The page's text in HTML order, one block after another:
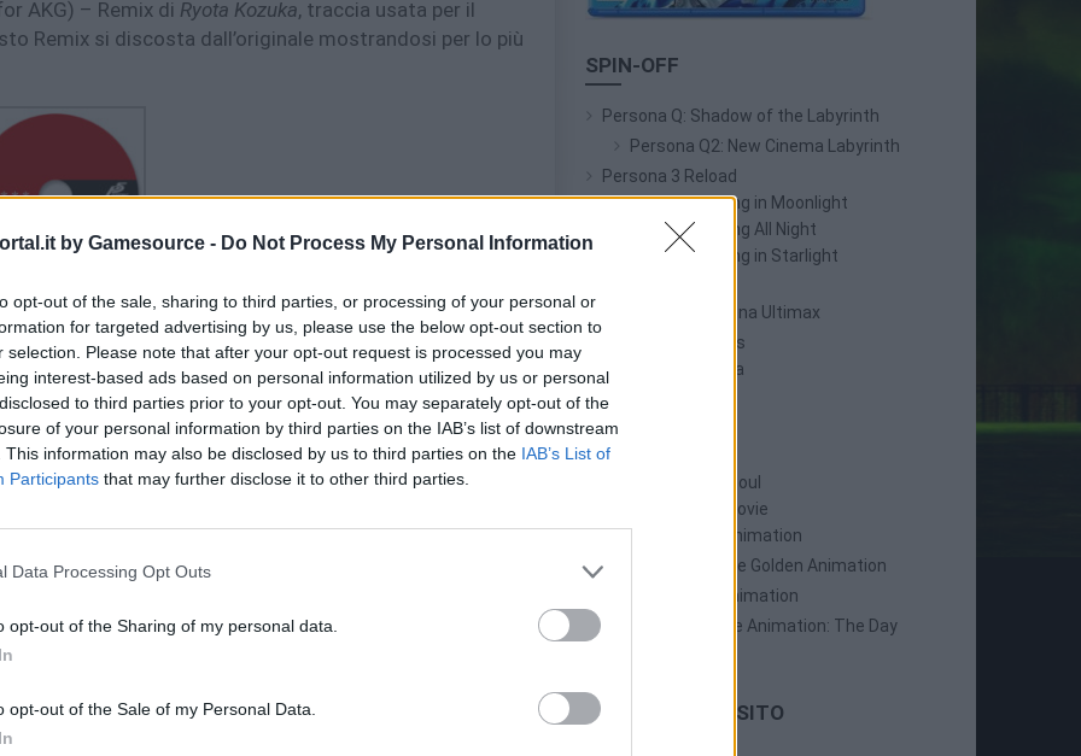
by Gamesource - Do Not Process My Personal Information
opt-out of the sale, sharing to third parties, or processing of your personal or
for targeted advertising by us, please use the below opt-out section to
selection. Please note that after your opt-out request is processed you may
interest-based ads based on personal information utilized by us or personal
to third parties prior to your opt-out. You may separately opt-out of the
of your personal information by third parties on the IAB’s list of downstream
This information may also be disclosed by us to third parties on the IAB’s List of
Participants that may further disclose it to other third parties.
Data Processing Opt Outs
opt-out of the Sharing of my personal data.
opt-out of the Sale of my Personal Data.
AKG) – Remix di Ryota Kozuka, traccia usata per il
Remix si discosta dall’originale mostrandosi per lo più
EDITION
in Europa e negli USA il 14 Febbraio 2017
5
SPIN-OFF
Persona Q: Shadow of the Labyrinth
Persona Q2: New Cinema Labyrinth
Persona 3 Reload
Persona 3: Dancing in Moonlight
Persona 4: Dancing All Night
Persona 5: Dancing in Starlight
Persona 4 Arena Ultimax
Persona 5 Strikers
Persona 5 Tactica
ANIME
Persona: Trinity Soul
Persona 3: The Movie
Persona 4: The Animation
Persona 4: The Golden Animation
Persona 5 The Animation
Persona 5 The Animation: The Day
LE ULTIME DAL SITO